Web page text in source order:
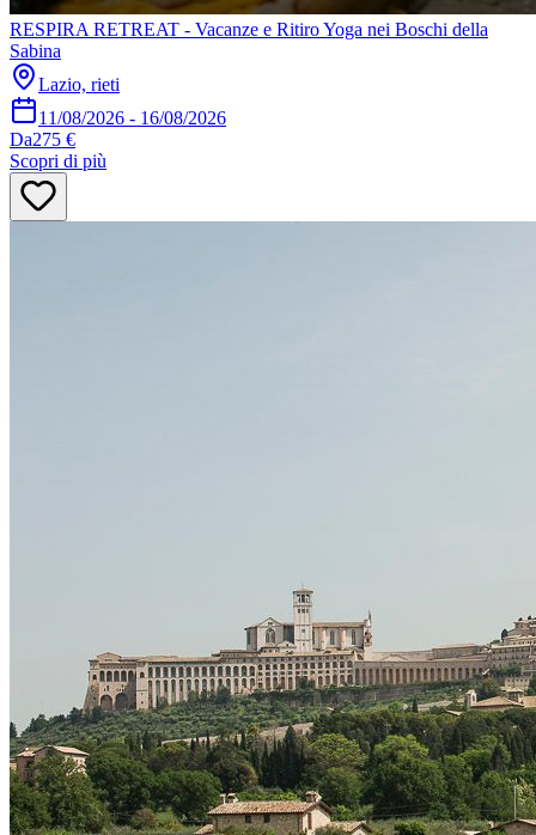
RESPIRA RETREAT - Vacanze e Ritiro Yoga nei Boschi della
Sabina
Lazio, rieti
11/08/2026 - 16/08/2026
Da275 €
Scopri di più